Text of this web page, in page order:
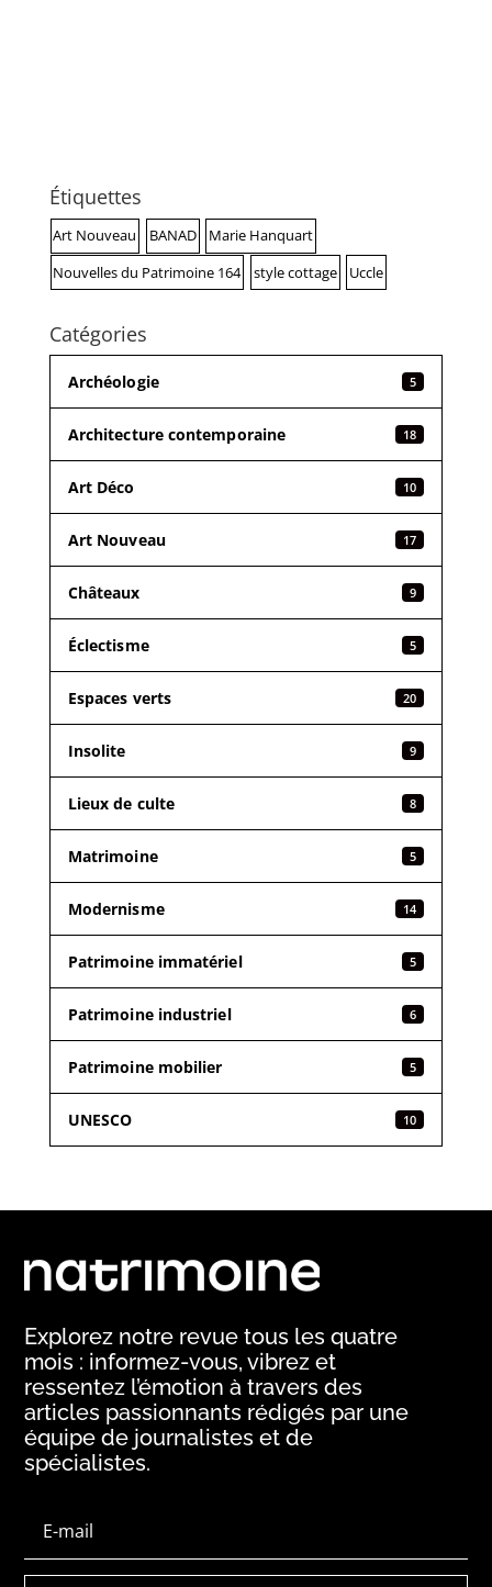
Étiquettes
Art Nouveau BANAD
Marie Hanquart
Nouvelles du Patrimoine 164
style cottage Uccle
Catégories
Archéologie 5
Architecture contemporaine 18
Art Déco 10
Art Nouveau 17
Châteaux 9
Éclectisme 5
Espaces verts 20
Insolite 9
Lieux de culte 8
Matrimoine 5
Modernisme 14
Patrimoine immatériel 5
Patrimoine industriel 6
Patrimoine mobilier 5
UNESCO 10
Explorez notre revue tous les quatre
mois : informez-vous, vibrez et
ressentez l’émotion à travers des
articles passionnants rédigés par une
équipe de journalistes et de
spécialistes.